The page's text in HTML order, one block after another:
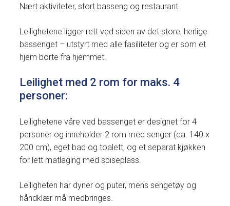
Nært aktiviteter, stort basseng og restaurant.
Leilighetene ligger rett ved siden av det store, herlige
bassenget – utstyrt med alle fasiliteter og er som et
hjem borte fra hjemmet.
Leilighet med 2 rom for maks. 4
personer:
Leilighetene våre ved bassenget er designet for 4
personer og inneholder 2 rom med senger (ca. 140 x
200 cm), eget bad og toalett, og et separat kjøkken
for lett matlaging med spiseplass.
Leiligheten har dyner og puter, mens sengetøy og
håndklær må medbringes.